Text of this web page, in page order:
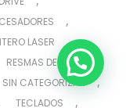
,
LASER ,
RESMAS DE PAPEL
SIN CATEGORIZAR ,
TECLADOS ,